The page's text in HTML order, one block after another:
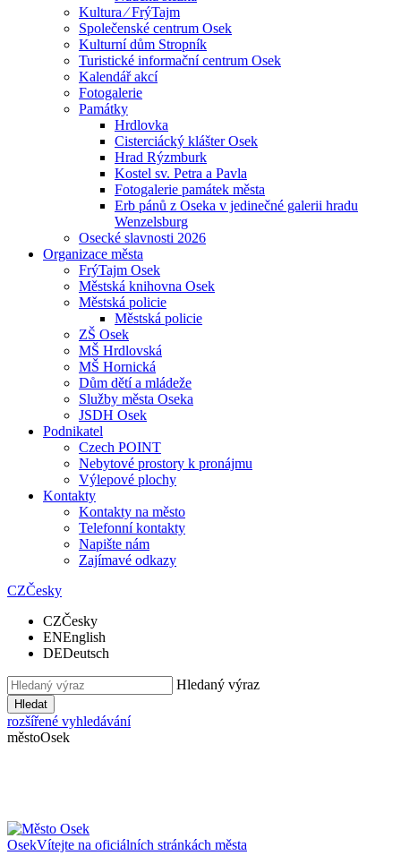
Kultura ⁄ FrýTajm
Společenské centrum Osek
Kulturní dům Stropník
Turistické informační centrum Osek
Kalendář akcí
Fotogalerie
Památky
Hrdlovka
Cisterciácký klášter Osek
Hrad Rýzmburk
Kostel sv. Petra a Pavla
Fotogalerie památek města
Erb pánů z Oseka v jedinečné galerii hradu
Wenzelsburg
Osecké slavnosti 2026
Organizace města
FrýTajm Osek
Městská knihovna Osek
Městská policie
Městská policie
ZŠ Osek
MŠ Hrdlovská
MŠ Hornická
Dům dětí a mládeže
Služby města Oseka
JSDH Osek
Podnikatel
Czech POINT
Nebytové prostory k pronájmu
Výlepové plochy
Kontakty
Kontakty na město
Telefonní kontakty
Napište nám
Zajímavé odkazy
CZČesky
CZČesky
ENEnglish
DEDeutsch
Hledaný výraz
Hledat
rozšířené vyhledávání
městoOsek
OsekVítejte na oficiálních stránkách města